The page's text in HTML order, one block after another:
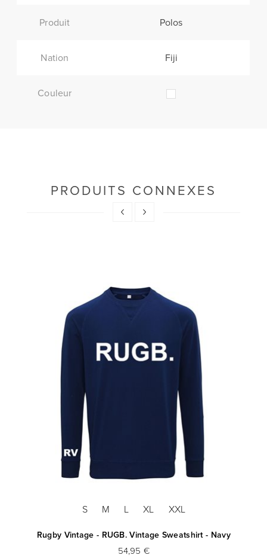
Produit Polos
Nation Fiji
Couleur
PRODUITS CONNEXES
S M L XL XXL
Rugby Vintage - RUGB. Vintage Sweatshirt - Navy
54,95 €